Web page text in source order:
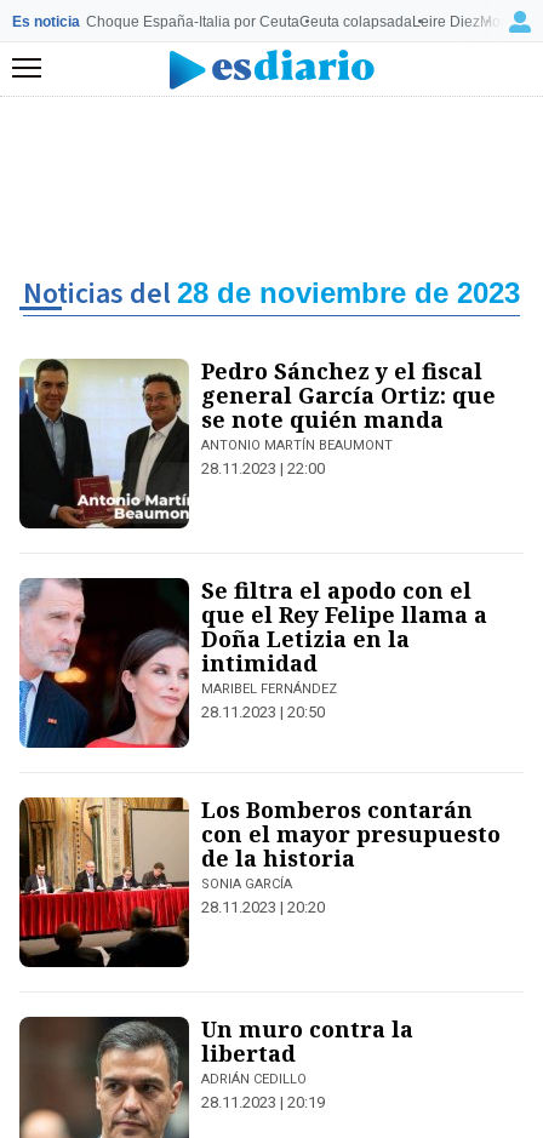
Es noticia Choque España-Italia por CeutaCeuta colapsadaLeire Diez
Menú
Noticias del28 de noviembre de 2023
Pedro Sánchez y el fiscal
general García Ortiz: que
se note quién manda
ANTONIO MARTÍN BEAUMONT
28.11.2023 | 22:00
Se filtra el apodo con el
que el Rey Felipe llama a
Doña Letizia en la
intimidad
MARIBEL FERNÁNDEZ
28.11.2023 | 20:50
Los Bomberos contarán
con el mayor presupuesto
de la historia
SONIA GARCÍA
28.11.2023 | 20:20
Un muro contra la
libertad
ADRIÁN CEDILLO
28.11.2023 | 20:19